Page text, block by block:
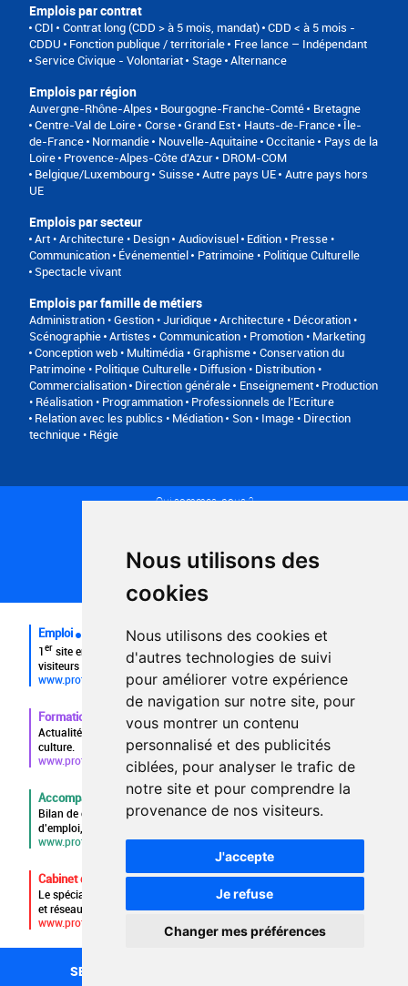
Nous utilisons des
cookies
Nous utilisons des cookies et
d'autres technologies de suivi
pour améliorer votre expérience
de navigation sur notre site, pour
vous montrer un contenu
personnalisé et des publicités
ciblées, pour analyser le trafic de
notre site et pour comprendre la
provenance de nos visiteurs.
J'accepte
Je refuse
Changer mes préférences
Emplois par contrat
CDI Contrat long (CDD > à 5 mois, mandat) CDD < à 5 mois -
CDDU
Fonction publique / territoriale
Free lance – Indépendant
Service Civique - Volontariat
Stage Alternance
Emplois par région
Auvergne-Rhône-Alpes Bourgogne-Franche-Comté
Bretagne
Centre-Val de Loire Corse Grand Est Hauts-de-France Île-
de-France Normandie Nouvelle-Aquitaine Occitanie
Pays de la
Loire Provence-Alpes-Côte d'Azur
DROM-COM
Belgique/Luxembourg
Suisse Autre pays UE Autre pays hors
UE
Emplois par secteur
Art • Architecture • Design Audiovisuel Edition • Presse •
Communication Événementiel
Patrimoine • Politique Culturelle
Spectacle vivant
Emplois par famille de métiers
Administration • Gestion • Juridique Architecture • Décoration •
Scénographie Artistes
Communication • Promotion • Marketing
Conception web • Multimédia • Graphisme Conservation du
Patrimoine • Politique Culturelle Diffusion • Distribution •
Commercialisation Direction générale Enseignement Production
• Réalisation • Programmation Professionnels de l’Ecriture
Relation avec les publics • Médiation
Son • Image • Direction
technique • Régie
Qui sommes-nous ?
Plan du site
FAQ recruteurs
FAQ
Emploi
1er site emploi du secteur culturel 784.000 visites et 230.000
visiteurs uniques par mois.
www.profilculture.com
Formation
Actualités, guide et annuaire des formations aux métiers de la
culture.
www.profilculture-formation.com
Accompagnement professionnel
Bilan de compétences, coaching, techniques de recherche
d'emploi, entretien conseil.
www.profilculture-competences.com
Cabinet de recrutement
Le spécialiste du secteur culturel, une cvthèque de 86.000 CV
et réseau unique de professionnels.
www.profilculture-conseil.com/cabinet-recrutement
SECTEURS